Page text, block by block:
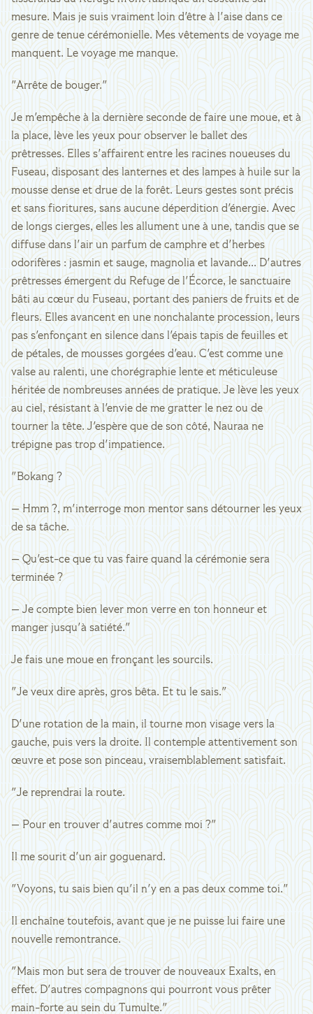
mesure. Mais je suis vraiment loin d'être à l'aise dans ce
genre de tenue cérémonielle. Mes vêtements de voyage me
manquent. Le voyage me manque.
"Arrête de bouger."
Je m'empêche à la dernière seconde de faire une moue, et à
la place, lève les yeux pour observer le ballet des
prêtresses. Elles s'affairent entre les racines noueuses du
Fuseau, disposant des lanternes et des lampes à huile sur la
mousse dense et drue de la forêt. Leurs gestes sont précis
et sans fioritures, sans aucune déperdition d'énergie. Avec
de longs cierges, elles les allument une à une, tandis que se
diffuse dans l'air un parfum de camphre et d'herbes
odorifères : jasmin et sauge, magnolia et lavande... D'autres
prêtresses émergent du Refuge de l'Écorce, le sanctuaire
bâti au cœur du Fuseau, portant des paniers de fruits et de
fleurs. Elles avancent en une nonchalante procession, leurs
pas s'enfonçant en silence dans l'épais tapis de feuilles et
de pétales, de mousses gorgées d'eau. C'est comme une
valse au ralenti, une chorégraphie lente et méticuleuse
héritée de nombreuses années de pratique. Je lève les yeux
au ciel, résistant à l'envie de me gratter le nez ou de
tourner la tête. J'espère que de son côté, Nauraa ne
trépigne pas trop d'impatience.
"Bokang ?
— Hmm ?, m'interroge mon mentor sans détourner les yeux
de sa tâche.
— Qu'est-ce que tu vas faire quand la cérémonie sera
terminée ?
— Je compte bien lever mon verre en ton honneur et
manger jusqu'à satiété."
Je fais une moue en fronçant les sourcils.
"Je veux dire après, gros bêta. Et tu le sais."
D'une rotation de la main, il tourne mon visage vers la
gauche, puis vers la droite. Il contemple attentivement son
œuvre et pose son pinceau, vraisemblablement satisfait.
"Je reprendrai la route.
— Pour en trouver d'autres comme moi ?"
Il me sourit d'un air goguenard.
"Voyons, tu sais bien qu'il n'y en a pas deux comme toi."
Il enchaîne toutefois, avant que je ne puisse lui faire une
nouvelle remontrance.
"Mais mon but sera de trouver de nouveaux Exalts, en
effet. D'autres compagnons qui pourront vous prêter
main-forte au sein du Tumulte."